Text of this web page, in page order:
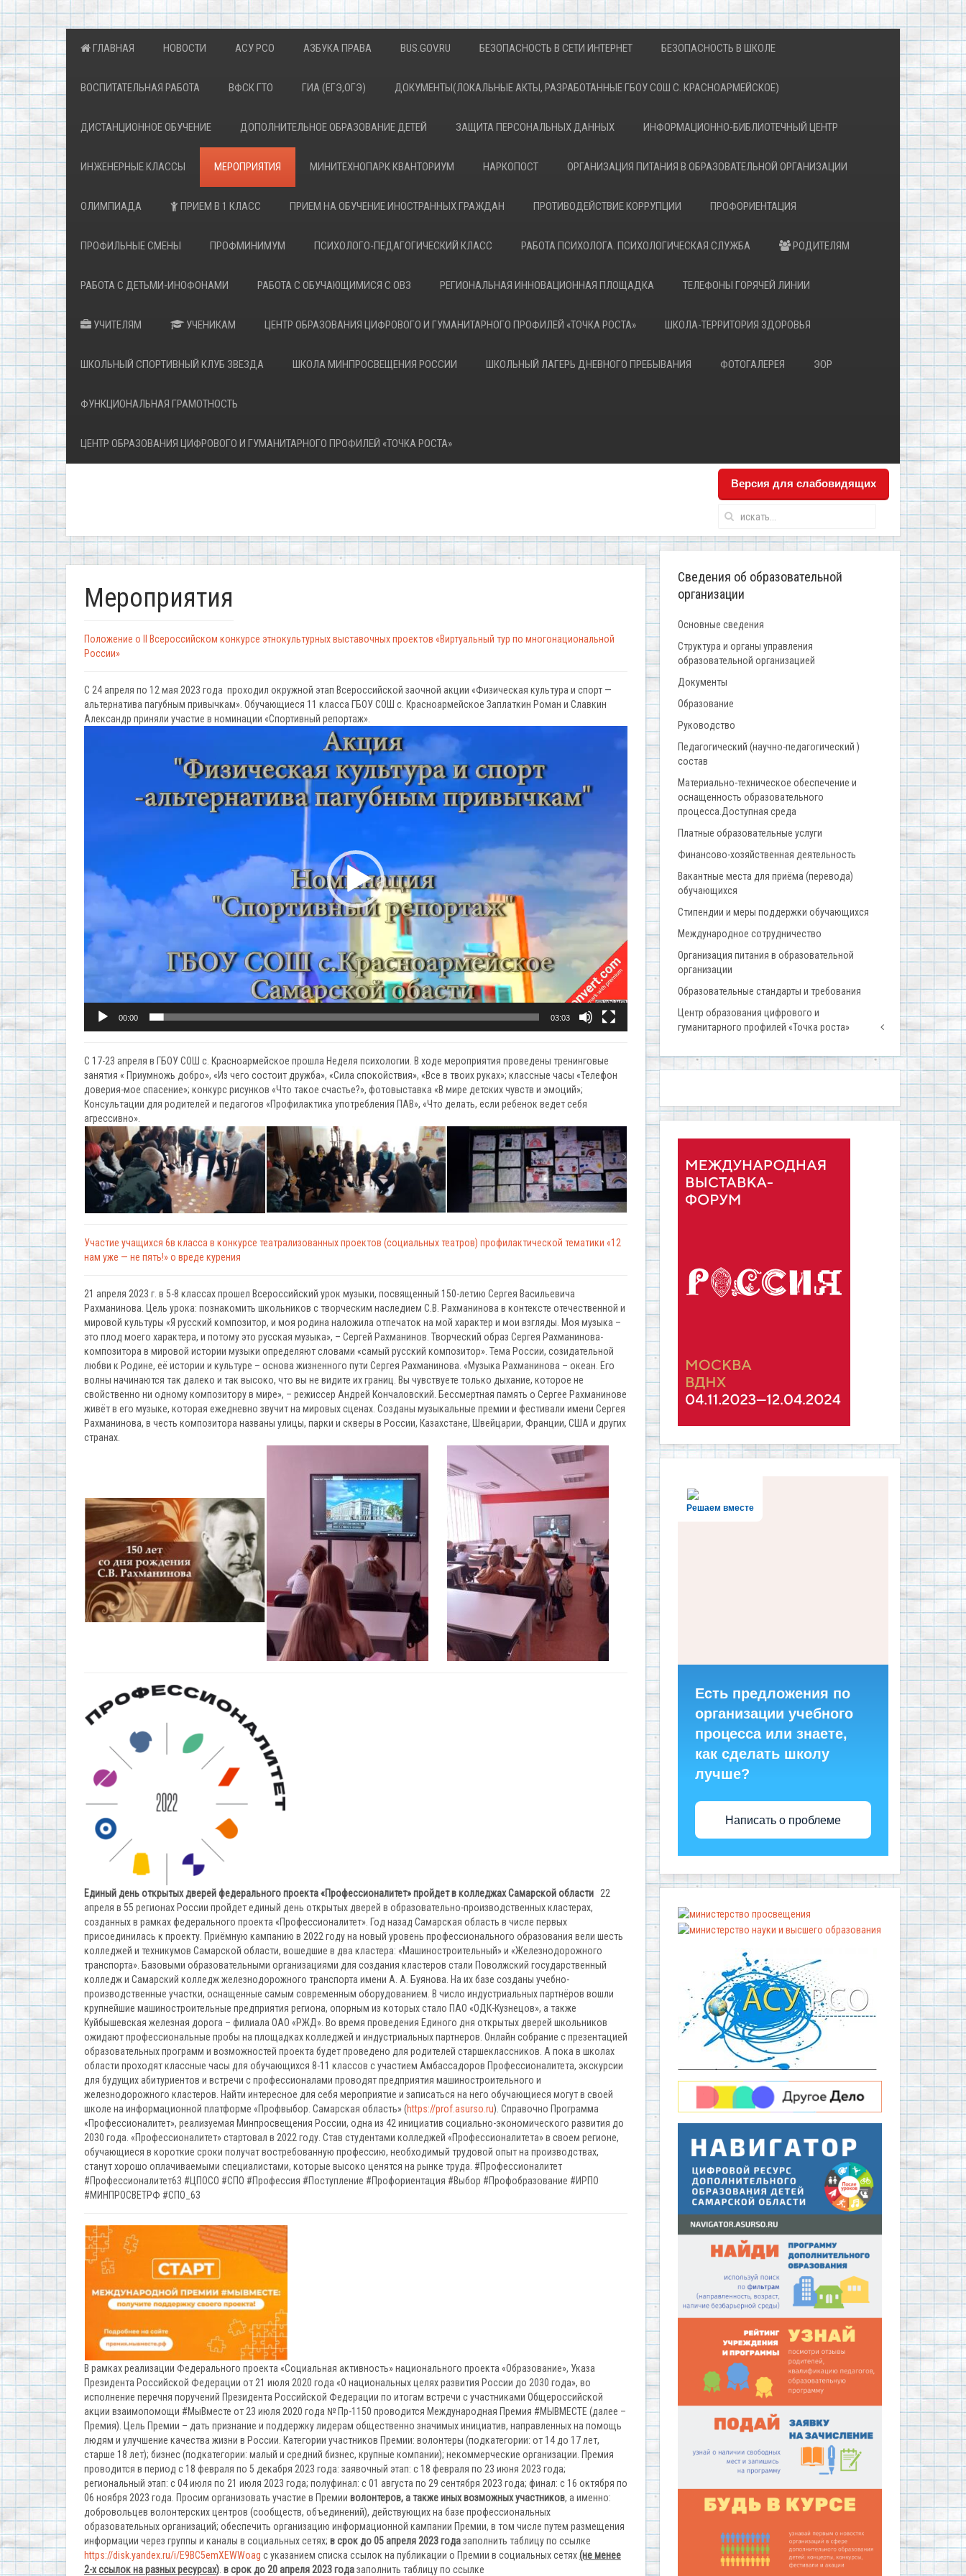
ГЛАВНАЯ НОВОСТИ АСУ РСО АЗБУКА ПРАВА BUS.GOV.RU БЕЗОПАСНОСТЬ В СЕТИ ИНТЕРНЕТ БЕЗОПАСНОСТЬ В ШКОЛЕ
ВОСПИТАТЕЛЬНАЯ РАБОТА ВФСК ГТО ГИА (ЕГЭ,ОГЭ) ДОКУМЕНТЫ(ЛОКАЛЬНЫЕ АКТЫ, РАЗРАБОТАННЫЕ ГБОУ СОШ С. КРАСНОАРМЕЙСКОЕ)
ДИСТАНЦИОННОЕ ОБУЧЕНИЕ ДОПОЛНИТЕЛЬНОЕ ОБРАЗОВАНИЕ ДЕТЕЙ ЗАЩИТА ПЕРСОНАЛЬНЫХ ДАННЫХ ИНФОРМАЦИОННО-БИБЛИОТЕЧНЫЙ ЦЕНТР
ИНЖЕНЕРНЫЕ КЛАССЫ МЕРОПРИЯТИЯ МИНИТЕХНОПАРК КВАНТОРИУМ НАРКОПОСТ ОРГАНИЗАЦИЯ ПИТАНИЯ В ОБРАЗОВАТЕЛЬНОЙ ОРГАНИЗАЦИИ
ОЛИМПИАДА ПРИЕМ В 1 КЛАСС ПРИЕМ НА ОБУЧЕНИЕ ИНОСТРАННЫХ ГРАЖДАН ПРОТИВОДЕЙСТВИЕ КОРРУПЦИИ ПРОФОРИЕНТАЦИЯ
ПРОФИЛЬНЫЕ СМЕНЫ ПРОФМИНИМУМ ПСИХОЛОГО-ПЕДАГОГИЧЕСКИЙ КЛАСС РАБОТА ПСИХОЛОГА. ПСИХОЛОГИЧЕСКАЯ СЛУЖБА РОДИТЕЛЯМ
РАБОТА С ДЕТЬМИ-ИНОФОНАМИ РАБОТА С ОБУЧАЮЩИМИСЯ С ОВЗ РЕГИОНАЛЬНАЯ ИННОВАЦИОННАЯ ПЛОЩАДКА ТЕЛЕФОНЫ ГОРЯЧЕЙ ЛИНИИ
УЧИТЕЛЯМ УЧЕНИКАМ ЦЕНТР ОБРАЗОВАНИЯ ЦИФРОВОГО И ГУМАНИТАРНОГО ПРОФИЛЕЙ «ТОЧКА РОСТА» ШКОЛА-ТЕРРИТОРИЯ ЗДОРОВЬЯ
ШКОЛЬНЫЙ СПОРТИВНЫЙ КЛУБ ЗВЕЗДА ШКОЛА МИНПРОСВЕЩЕНИЯ РОССИИ ШКОЛЬНЫЙ ЛАГЕРЬ ДНЕВНОГО ПРЕБЫВАНИЯ ФОТОГАЛЕРЕЯ ЭОР
ФУНКЦИОНАЛЬНАЯ ГРАМОТНОСТЬ
ЦЕНТР ОБРАЗОВАНИЯ ЦИФРОВОГО И ГУМАНИТАРНОГО ПРОФИЛЕЙ «ТОЧКА РОСТА»
Версия для слабовидящих
Мероприятия
Положение о II Всероссийском конкурсе этнокультурных выставочных проектов «Виртуальный тур по многонациональной
России»
С 24 апреля по 12 мая 2023 года проходил окружной этап Всероссийской заочной акции «Физическая культура и спорт —
альтернатива пагубным привычкам». Обучающиеся 11 класса ГБОУ СОШ с. Красноармейское Заплаткин Роман и Славкин
Александр приняли участие в номинации «Спортивный репортаж».
00:00 03:03
С 17-23 апреля в ГБОУ СОШ с. Красноармейское прошла Неделя психологии. В ходе мероприятия проведены тренинговые
занятия « Приумножь добро», «Из чего состоит дружба», «Сила спокойствия», «Все в твоих руках»; классные часы «Телефон
доверия-мое спасение»; конкурс рисунков «Что такое счастье?», фотовыставка «В мире детских чувств и эмоций»;
Консультации для родителей и педагогов «Профилактика употребления ПАВ», «Что делать, если ребенок ведет себя
агрессивно».
Участие учащихся 6в класса в конкурсе театрализованных проектов (социальных театров) профилактической тематики «12
нам уже — не пять!» о вреде курения
21 апреля 2023 г. в 5-8 классах прошел Всероссийский урок музыки, посвященный 150-летию Сергея Васильевича
Рахманинова. Цель урока: познакомить школьников с творческим наследием С.В. Рахманинова в контексте отечественной и
мировой культуры «Я русский композитор, и моя родина наложила отпечаток на мой характер и мои взгляды. Моя музыка –
это плод моего характера, и потому это русская музыка», – Сергей Рахманинов. Творческий образ Сергея Рахманинова-
композитора в мировой истории музыки определяют словами «самый русский композитор». Тема России, созидательной
любви к Родине, её истории и культуре – основа жизненного пути Сергея Рахманинова. «Музыка Рахманинова – океан. Его
волны начинаются так далеко и так высоко, что вы не видите их границ. Вы чувствуете только дыхание, которое не
свойственно ни одному композитору в мире», – режиссер Андрей Кончаловский. Бессмертная память о Сергее Рахманинове
живёт в его музыке, которая ежедневно звучит на мировых сценах. Созданы музыкальные премии и фестивали имени Сергея
Рахманинова, в честь композитора названы улицы, парки и скверы в России, Казахстане, Швейцарии, Франции, США и других
странах.
Единый день открытых дверей федерального проекта «Профессионалитет» пройдет в колледжах Самарской области 22
апреля в 55 регионах России пройдет единый день открытых дверей в образовательно-производственных кластерах,
созданных в рамках федерального проекта «Профессионалитет». Год назад Самарская область в числе первых
присоединилась к проекту. Приёмную кампанию в 2022 году на новый уровень профессионального образования вели шесть
колледжей и техникумов Самарской области, вошедшие в два кластера: «Машиностроительный» и «Железнодорожного
транспорта». Базовыми образовательными организациями для создания кластеров стали Поволжский государственный
колледж и Самарский колледж железнодорожного транспорта имени А. А. Буянова. На их базе созданы учебно-
производственные участки, оснащенные самым современным оборудованием. В число индустриальных партнёров вошли
крупнейшие машиностроительные предприятия региона, опорным из которых стало ПАО «ОДК-Кузнецов», а также
Куйбышевская железная дорога – филиала ОАО «РЖД». Во время проведения Единого дня открытых дверей школьников
ожидают профессиональные пробы на площадках колледжей и индустриальных партнеров. Онлайн собрание с презентацией
образовательных программ и возможностей проекта будет проведено для родителей старшеклассников. А пока в школах
области проходят классные часы для обучающихся 8-11 классов с участием Амбассадоров Профессионалитета, экскурсии
для будущих абитуриентов и встречи с профессионалами проводят предприятия машиностроительного и
железнодорожного кластеров. Найти интересное для себя мероприятие и записаться на него обучающиеся могут в своей
школе на информационной платформе «Профвыбор. Самарская область» (https://prof.asurso.ru). Справочно Программа
«Профессионалитет», реализуемая Минпросвещения России, одна из 42 инициатив социально-экономического развития до
2030 года. «Профессионалитет» стартовал в 2022 году. Став студентами колледжей «Профессионалитета» в своем регионе,
обучающиеся в короткие сроки получат востребованную профессию, необходимый трудовой опыт на производствах,
станут хорошо оплачиваемыми специалистами, которые высоко ценятся на рынке труда. #Профессионалитет
#Профессионалитет63 #ЦПОСО #СПО #Профессия #Поступление #Профориентация #Выбор #Профобразование #ИРПО
#МИНПРОСВЕТРФ #СПО_63
В рамках реализации Федерального проекта «Социальная активность» национального проекта «Образование», Указа
Президента Российской Федерации от 21 июля 2020 года «О национальных целях развития России до 2030 года», во
исполнение перечня поручений Президента Российской Федерации по итогам встречи с участниками Общероссийской
акции взаимопомощи #МыВместе от 23 июля 2020 года № Пр-1150 проводится Международная Премия #МЫВМЕСТЕ (далее –
Премия). Цель Премии – дать признание и поддержку лидерам общественно значимых инициатив, направленных на помощь
людям и улучшение качества жизни в России. Категории участников Премии: волонтеры (подкатегории: от 14 до 17 лет,
старше 18 лет); бизнес (подкатегории: малый и средний бизнес, крупные компании); некоммерческие организации. Премия
проводится в период с 18 февраля по 5 декабря 2023 года: заявочный этап: с 18 февраля по 23 июня 2023 года;
региональный этап: с 04 июля по 21 июля 2023 года; полуфинал: с 01 августа по 29 сентября 2023 года; финал: с 16 октября по
06 ноября 2023 года. Просим организовать участие в Премии волонтеров, а также иных возможных участников, а именно:
добровольцев волонтерских центров (сообществ, объединений), действующих на базе профессиональных
образовательных организаций; обеспечить организацию информационной кампании Премии, в том числе путем размещения
информации через группы и каналы в социальных сетях; в срок до 05 апреля 2023 годазаполнить таблицу по ссылке
https://disk.yandex.ru/i/E9BC5emXEWWoag с указанием списка ссылок на публикации о Премии в социальных сетях(не менее
2-х ссылок на разных ресурсах). в срок до 20 апреля 2023 годазаполнить таблицу по ссылке
Сведения об образовательной
организации
Основные сведения
Структура и органы управления
образовательной организацией
Документы
Образование
Руководство
Педагогический (научно-педагогический )
состав
Материально-техническое обеспечение и
оснащенность образовательного
процесса.Доступная среда
Платные образовательные услуги
Финансово-хозяйственная деятельность
Вакантные места для приёма (перевода)
обучающихся
Стипендии и меры поддержки обучающихся
Международное сотрудничество
Организация питания в образовательной
организации
Образовательные стандарты и требования
Центр образования цифрового и
гуманитарного профилей «Точка роста»
Решаем вместе
Есть предложения по
организации учебного
процесса или знаете,
как сделать школу
лучше?
Написать о проблеме